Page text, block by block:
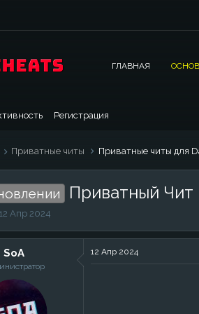
ГЛАВНАЯ
Регистрация
Приватные читы Приватные читы для
Приватный Чит
Д
12 Апр 2024
SoA 12 Апр 2024